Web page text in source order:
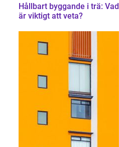
Hållbart byggande i trä: Vad
är viktigt att veta?